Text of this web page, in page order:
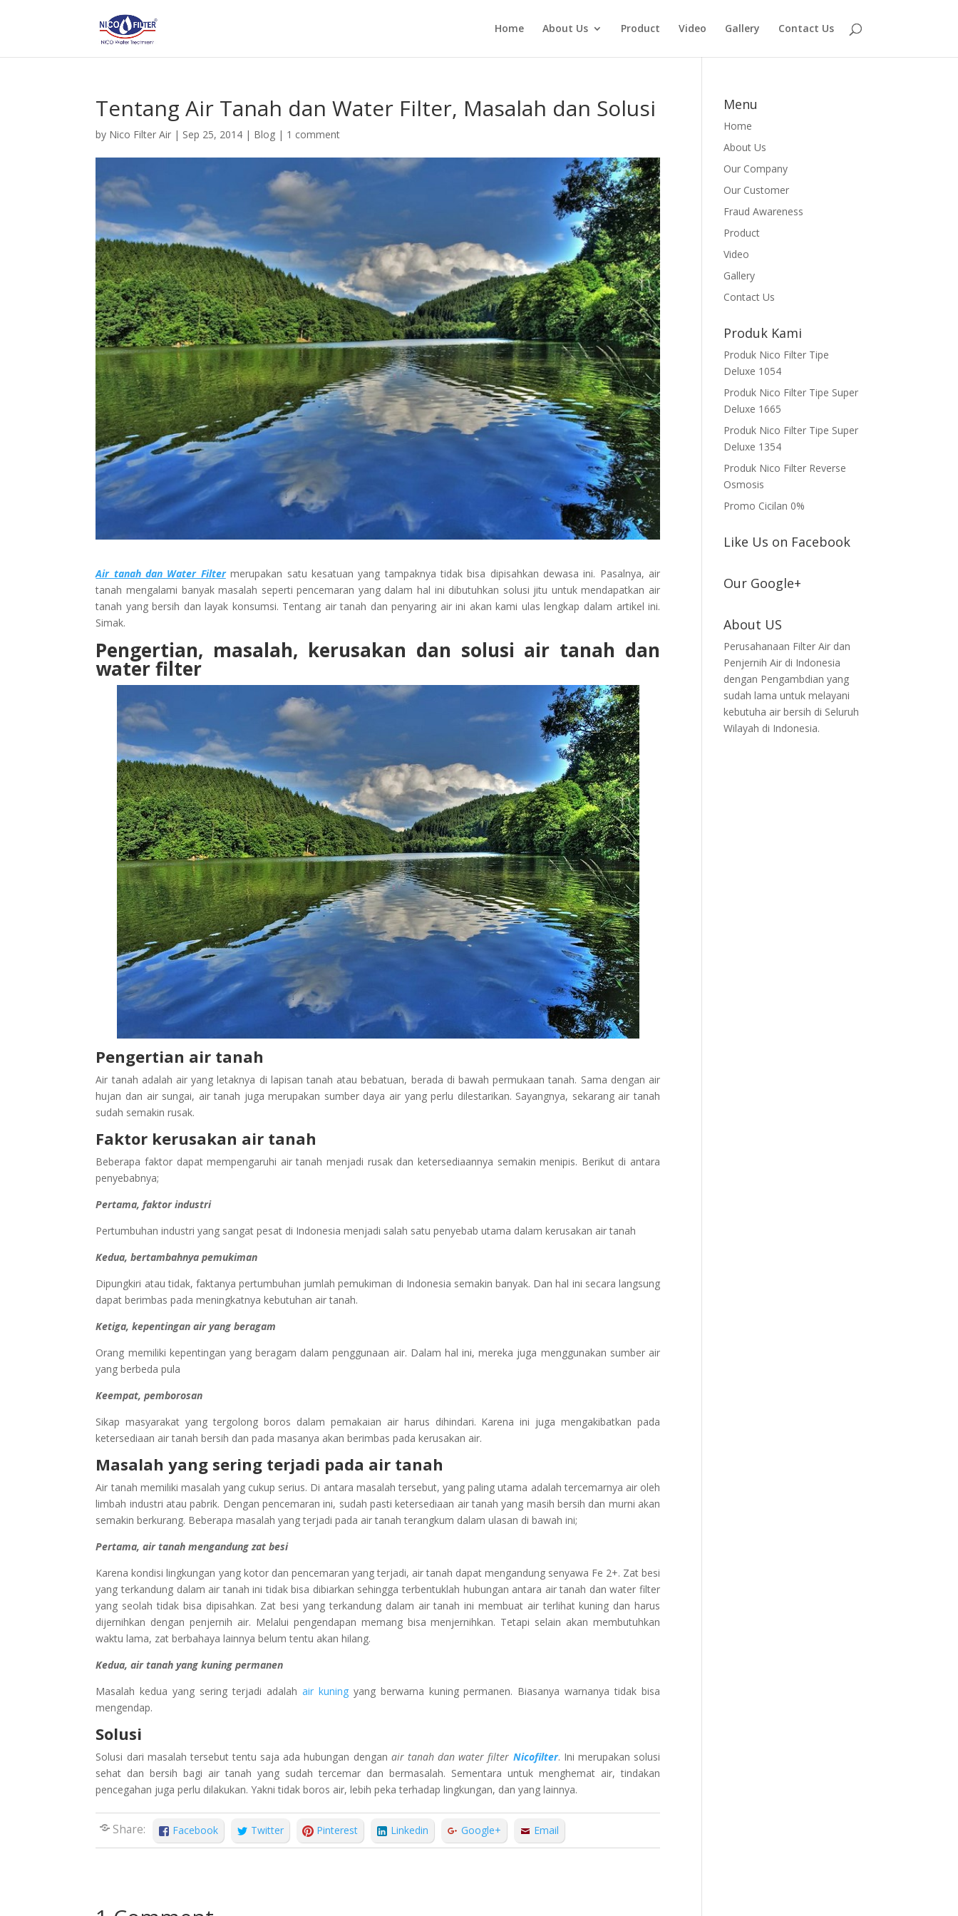
Home About Us Product Video Gallery Contact Us
Tentang Air Tanah dan Water Filter, Masalah dan Solusi
by Nico Filter Air | Sep 25, 2014 | Blog | 1 comment
Air tanah dan Water Filtermerupakan satu kesatuan yang tampaknya tidak bisa dipisahkan dewasa ini. Pasalnya, air
tanah mengalami banyak masalah seperti pencemaran yang dalam hal ini dibutuhkan solusi jitu untuk mendapatkan air
tanah yang bersih dan layak konsumsi. Tentang air tanah dan penyaring air ini akan kami ulas lengkap dalam artikel ini.
Simak.
Pengertian, masalah, kerusakan dan solusi air tanah dan
water filter
Pengertian air tanah
Air tanah adalah air yang letaknya di lapisan tanah atau bebatuan, berada di bawah permukaan tanah. Sama dengan air
hujan dan air sungai, air tanah juga merupakan sumber daya air yang perlu dilestarikan. Sayangnya, sekarang air tanah
sudah semakin rusak.
Faktor kerusakan air tanah
Beberapa faktor dapat mempengaruhi air tanah menjadi rusak dan ketersediaannya semakin menipis. Berikut di antara
penyebabnya;
Pertama, faktor industri
Pertumbuhan industri yang sangat pesat di Indonesia menjadi salah satu penyebab utama dalam kerusakan air tanah
Kedua, bertambahnya pemukiman
Dipungkiri atau tidak, faktanya pertumbuhan jumlah pemukiman di Indonesia semakin banyak. Dan hal ini secara langsung
dapat berimbas pada meningkatnya kebutuhan air tanah.
Ketiga, kepentingan air yang beragam
Orang memiliki kepentingan yang beragam dalam penggunaan air. Dalam hal ini, mereka juga menggunakan sumber air
yang berbeda pula
Keempat, pemborosan
Sikap masyarakat yang tergolong boros dalam pemakaian air harus dihindari. Karena ini juga mengakibatkan pada
ketersediaan air tanah bersih dan pada masanya akan berimbas pada kerusakan air.
Masalah yang sering terjadi pada air tanah
Air tanah memiliki masalah yang cukup serius. Di antara masalah tersebut, yang paling utama adalah tercemarnya air oleh
limbah industri atau pabrik. Dengan pencemaran ini, sudah pasti ketersediaan air tanah yang masih bersih dan murni akan
semakin berkurang. Beberapa masalah yang terjadi pada air tanah terangkum dalam ulasan di bawah ini;
Pertama, air tanah mengandung zat besi
Karena kondisi lingkungan yang kotor dan pencemaran yang terjadi, air tanah dapat mengandung senyawa Fe 2+. Zat besi
yang terkandung dalam air tanah ini tidak bisa dibiarkan sehingga terbentuklah hubungan antara air tanah dan water filter
yang seolah tidak bisa dipisahkan. Zat besi yang terkandung dalam air tanah ini membuat air terlihat kuning dan harus
dijernihkan dengan penjernih air. Melalui pengendapan memang bisa menjernihkan. Tetapi selain akan membutuhkan
waktu lama, zat berbahaya lainnya belum tentu akan hilang.
Kedua, air tanah yang kuning permanen
Masalah kedua yang sering terjadi adalah air kuningyang berwarna kuning permanen. Biasanya warnanya tidak bisa
mengendap.
Solusi
Solusi dari masalah tersebut tentu saja ada hubungan dengan air tanah dan water filter Nicofilter. Ini merupakan solusi
sehat dan bersih bagi air tanah yang sudah tercemar dan bermasalah. Sementara untuk menghemat air, tindakan
pencegahan juga perlu dilakukan. Yakni tidak boros air, lebih peka terhadap lingkungan, dan yang lainnya.
Share: Facebook Twitter Pinterest Linkedin Google+ Email
Menu
Home
About Us
Our Company
Our Customer
Fraud Awareness
Product
Video
Gallery
Contact Us
Produk Kami
Produk Nico Filter Tipe
Deluxe 1054
Produk Nico Filter Tipe Super
Deluxe 1665
Produk Nico Filter Tipe Super
Deluxe 1354
Produk Nico Filter Reverse
Osmosis
Promo Cicilan 0%
Like Us on Facebook
Our Google+
About US
Perusahanaan Filter Air dan
Penjernih Air di Indonesia
dengan Pengambdian yang
sudah lama untuk melayani
kebutuha air bersih di Seluruh
Wilayah di Indonesia.